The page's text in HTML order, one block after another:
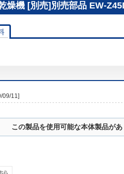
燥機 [別売]別売部品 EW-
09/11]
この製品を使用可能な本体製品が